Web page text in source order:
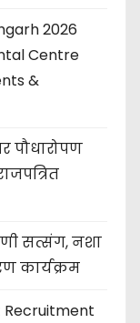
2026
Centre
&
पौधारोपण
सत्संग, नशा
कार्यक्रम
Recruitment